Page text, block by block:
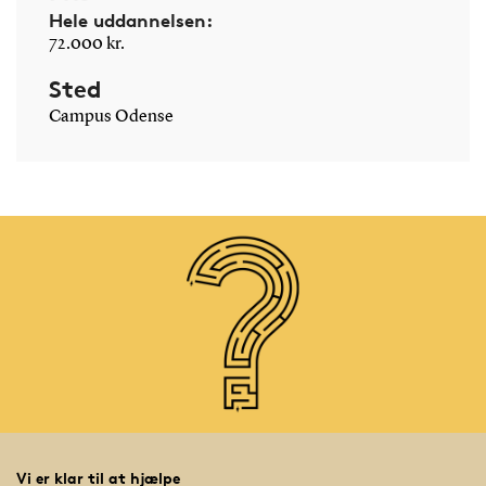
udvikling af pædagogisk praksis.
metode samt forsøgs- og udviklingsarbejde. Du kan desuden
vælge et aktuelt valgfag, fx projektledelse i organisationer.
I løbet af studiet møder du anerkendte forskere, og studiet
kombinerer teori og praksis. Gennem opgaver og øvelser kan
du arbejde med emner, der er relevante for din egen praksis.
3 gode grunde...
Der er stort behov for akademikere med
Hele uddannelsen:
72.000 kr.
Sted
Campus Odense
Vi er klar til at hjælpe